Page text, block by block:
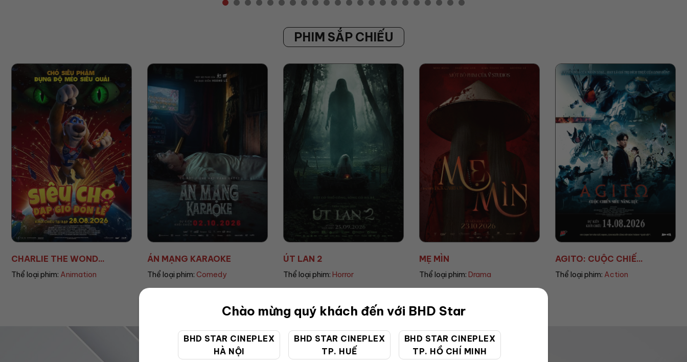
Chào mừng quý khách đến với BHD Star
BHD STAR CINEPLEX
HÀ NỘI
BHD STAR CINEPLEX
TP. HUẾ
BHD STAR CINEPLEX
TP. HỒ CHÍ MINH
PHIM SẮP CHIẾU
ÁN MẠNG KARAOKE
Thể loại phim: Comedy
ÚT LAN 2
Thể loại phim: Horror
MẸ MÌN
Thể loại phim: Drama
AGITO: CUỘC CHIẾ...
Thể loại phim: Action
AVENGERS: DOOMSD...
Thể loại phim: Sci-fi